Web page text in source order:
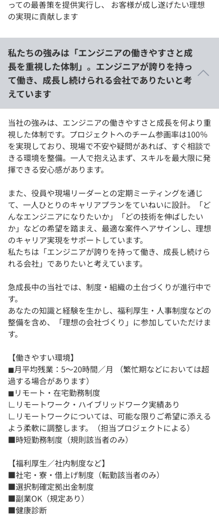
っての最善策を提供実行し、 お客様が成し遂げたい理想
の実現に貢献します
私たちの強みは「エンジニアの働きやすさと成
長を重視した体制」。エンジニアが誇りを持っ
て働き、成長し続けられる会社でありたいと考
えています
当社の強みは、エンジニアの働きやすさと成長を何より重
視した体制です。プロジェクトへのチーム参画率は100％
を実現しており、現場で不安や疑問があれば、すぐ相談で
きる環境を整備。一人で抱え込まず、スキルを最大限に発
揮できる安心感があります。
また、役員や現場リーダーとの定期ミーティングを通じ
て、一人ひとりのキャリアプランをていねいに設計。「ど
んなエンジニアになりたいか」「どの技術を伸ばしたい
か」などの希望を踏まえ、最適な案件へアサインし、理想
のキャリア実現をサポートしています。
私たちは「エンジニアが誇りを持って働き、成長し続けら
れる会社」でありたいと考えています。
急成長中の当社では、制度・組織の土台づくりが進行中で
す。
あなたの知識と経験を生かし、福利厚生・人事制度などの
整備を含め、「理想の会社づくり」に参加していただけま
す。
【働きやすい環境】
◼︎月平均残業：5～20時間／月 （繁忙期などにおいては超
過する場合があります）
◼︎リモート・在宅勤務制度
∟リモートワーク・ハイブリッドワーク実績あり
∟リモートワークについては、可能な限りご希望に添える
よう柔軟に調整します。（担当プロジェクトによる）
■時短勤務制度（規則該当者のみ）
【福利厚生／社内制度など】
■社宅・寮・借上げ制度（転勤該当者のみ）
■選択制確定拠出金制度
■副業OK（規定あり）
■健康診断